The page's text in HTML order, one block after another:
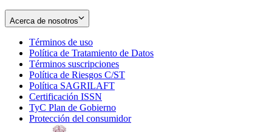
Acerca de nosotros
Términos de uso
in
new
window
Política de Tratamiento de Datos
Términos suscripciones
in
Política de Riesgos C/ST
Política SAGRILAFT
new
window
Certificación ISSN
in
new
TyC Plan de Gobierno
in
Protección del consumidorOpens